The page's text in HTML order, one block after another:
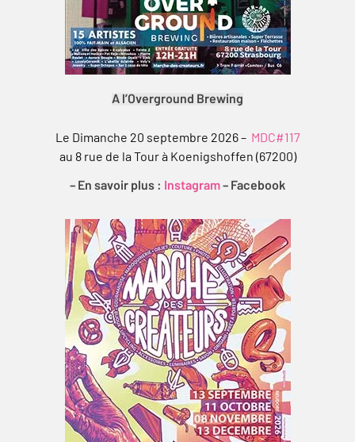
A l’Overground Brewing
Le Dimanche 20 septembre 2026 – MDC#117
au 8 rue de la Tour à Koenigshoffen (67200)
– En savoir plus : Instagram– Facebook